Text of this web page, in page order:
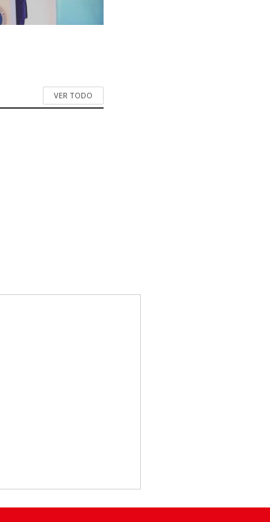
VER TODO